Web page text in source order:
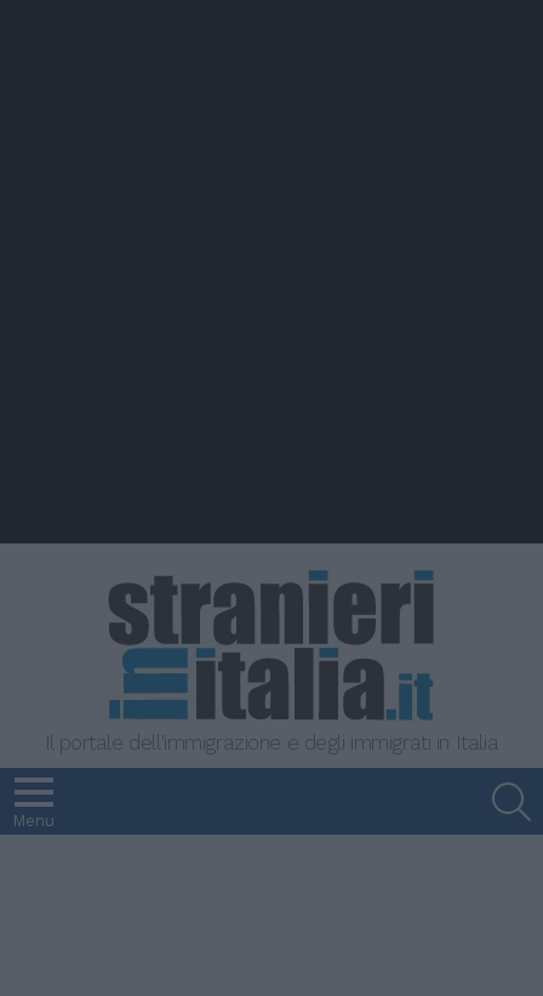
Il portale dell'immigrazione e degli immigrati in Italia
Menu